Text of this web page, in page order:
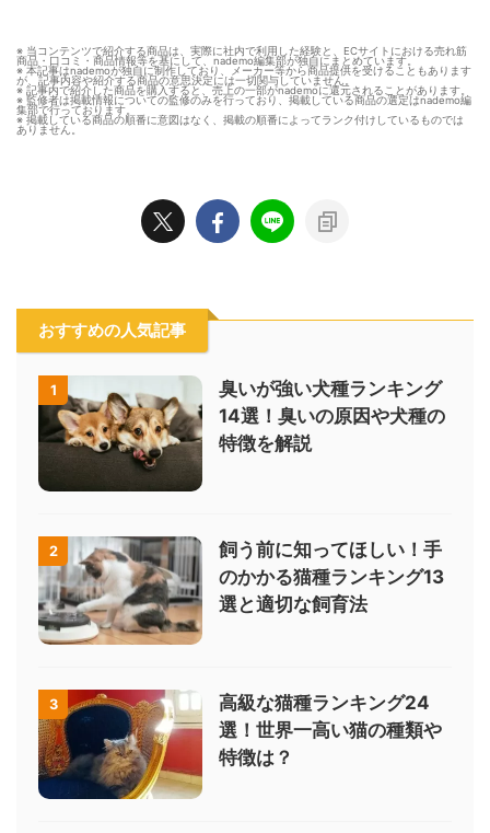
※ 当コンテンツで紹介する商品は、実際に社内で利用した経験と、ECサイトにおける売れ筋
商品・口コミ・商品情報等を基にして、nademo編集部が独自にまとめています。
※ 本記事はnademoが独自に制作しており、メーカー等から商品提供を受けることもあります
が、記事内容や紹介する商品の意思決定には一切関与していません。
※ 記事内で紹介した商品を購入すると、売上の一部がnademoに還元されることがあります。
※ 監修者は掲載情報についての監修のみを行っており、掲載している商品の選定はnademo編
集部で行っております。
※ 掲載している商品の順番に意図はなく、掲載の順番によってランク付けしているものでは
ありません。
おすすめの人気記事
1
臭いが強い犬種ランキング
14選！臭いの原因や犬種の
特徴を解説
2
飼う前に知ってほしい！手
のかかる猫種ランキング13
選と適切な飼育法
3
高級な猫種ランキング24
選！世界一高い猫の種類や
特徴は？